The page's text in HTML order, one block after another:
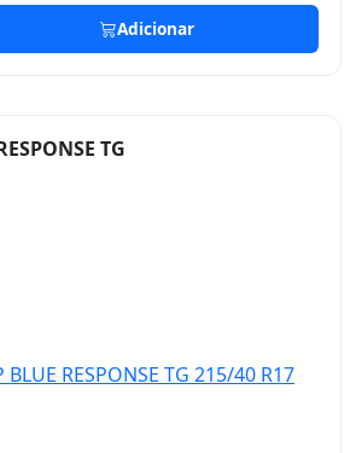
Adicionar
TG